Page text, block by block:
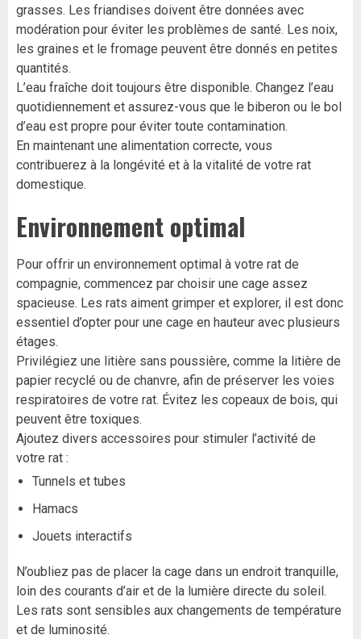
grasses. Les friandises doivent être données avec
modération pour éviter les problèmes de santé. Les noix,
les graines et le fromage peuvent être donnés en petites
quantités.
L’eau fraîche doit toujours être disponible. Changez l’eau
quotidiennement et assurez-vous que le biberon ou le bol
d’eau est propre pour éviter toute contamination.
En maintenant une alimentation correcte, vous
contribuerez à la longévité et à la vitalité de votre rat
domestique.
Environnement optimal
Pour offrir un environnement optimal à votre rat de
compagnie, commencez par choisir une cage assez
spacieuse. Les rats aiment grimper et explorer, il est donc
essentiel d’opter pour une cage en hauteur avec plusieurs
étages.
Privilégiez une litière sans poussière, comme la litière de
papier recyclé ou de chanvre, afin de préserver les voies
respiratoires de votre rat. Évitez les copeaux de bois, qui
peuvent être toxiques.
Ajoutez divers accessoires pour stimuler l’activité de
votre rat :
Tunnels et tubes
Hamacs
Jouets interactifs
N’oubliez pas de placer la cage dans un endroit tranquille,
loin des courants d’air et de la lumière directe du soleil.
Les rats sont sensibles aux changements de température
et de luminosité.